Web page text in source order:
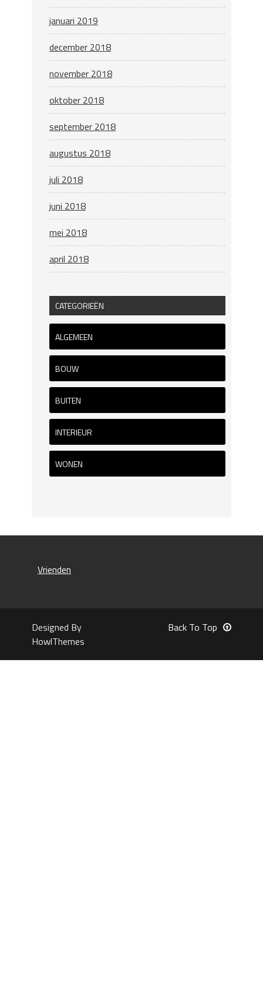
januari 2019
december 2018
november 2018
oktober 2018
september 2018
augustus 2018
juli 2018
juni 2018
mei 2018
april 2018
CATEGORIEËN
ALGEMEEN
BOUW
BUITEN
INTERIEUR
WONEN
Vrienden
Designed By
HowlThemes
Back To Top